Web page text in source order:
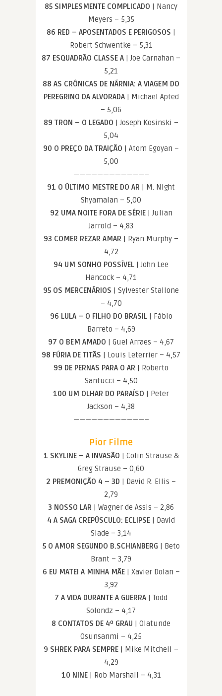
85 SIMPLESMENTE COMPLICADO | Nancy
Meyers – 5,35
86 RED – APOSENTADOS E PERIGOSOS |
Robert Schwentke – 5,31
87 ESQUADRÃO CLASSE A | Joe Carnahan –
5,21
88 AS CRÔNICAS DE NÁRNIA: A VIAGEM DO
PEREGRINO DA ALVORADA| Michael Apted
– 5,06
89 TRON – O LEGADO | Joseph Kosinski –
5,04
90 O PREÇO DA TRAIÇÃO | Atom Egoyan –
5,00
————————————–
91 O ÚLTIMO MESTRE DO AR | M. Night
Shyamalan – 5,00
92 UMA NOITE FORA DE SÉRIE| Julian
Jarrold – 4,83
93 COMER REZAR AMAR | Ryan Murphy –
4,72
94 UM SONHO POSSÍVEL | John Lee
Hancock – 4,71
95 OS MERCENÁRIOS | Sylvester Stallone
– 4,70
96 LULA – O FILHO DO BRASIL| Fábio
Barreto – 4,69
97 O BEM AMADO | Guel Arraes – 4,67
98 FÚRIA DE TITÃS | Louis Leterrier – 4,57
99 DE PERNAS PARA O AR | Roberto
Santucci – 4,50
100 UM OLHAR DO PARAÍSO | Peter
Jackson – 4,38
————————————–
Pior Filme
1 SKYLINE – A INVASÃO | Colin Strause &
Greg Strause – 0,60
2 PREMONIÇÃO 4 – 3D | David R. Ellis –
2,79
3 NOSSO LAR | Wagner de Assis – 2,86
4 A SAGA CREPÚSCULO: ECLIPSE | David
Slade – 3,14
5 O AMOR SEGUNDO B.SCHIANBERG | Beto
Brant – 3,79
6 EU MATEI A MINHA MÃE| Xavier Dolan –
3,92
7 A VIDA DURANTE A GUERRA | Todd
Solondz – 4,17
8 CONTATOS DE 4º GRAU | Olatunde
Osunsanmi – 4,25
9 SHREK PARA SEMPRE | Mike Mitchell –
4,29
10 NINE| Rob Marshall – 4,31